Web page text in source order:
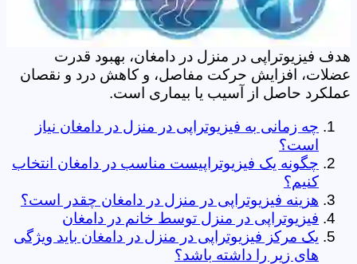
هدف فیزیوتراپی در منزل در دامغان، بهبود قدرت
عضلات، افزایش حرکت مفاصل، و کاهش درد و نقصان
عملکرد حاصل از آسیب یا بیماری است.
چه زمانی به فیزیوتراپی در منزل در دامغان نیاز
است؟
چگونه یک فیزیوتراپیست مناسب در دامغان انتخاب
کنیم؟
هزینه فیزیوتراپی در منزل در دامغان چقدر است؟
فیزیوتراپی در منزل توسط خانم در دامغان
یک مرکز فیزیوتراپی در منزل در دامغان باید ویژگی
های زیر را داشته باشد؟